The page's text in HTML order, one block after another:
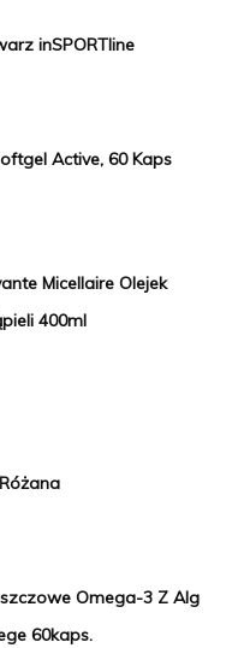
inSPORTline
Active, 60 Kaps
Micellaire Olejek
400ml
Omega-3 Z Alg
60kaps.